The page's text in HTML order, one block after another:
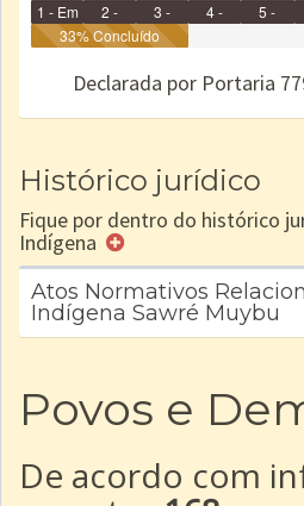
1 - Em
Identificação
2 -
Identificada
3 -
Declarada
4 -
5 -
33% Concluído
Declarada por Portaria
Histórico jurídico
Fique por dentro do histórico
Indígena
Atos Normativos
Indígena Sawré Muybu
Povos e
De acordo com